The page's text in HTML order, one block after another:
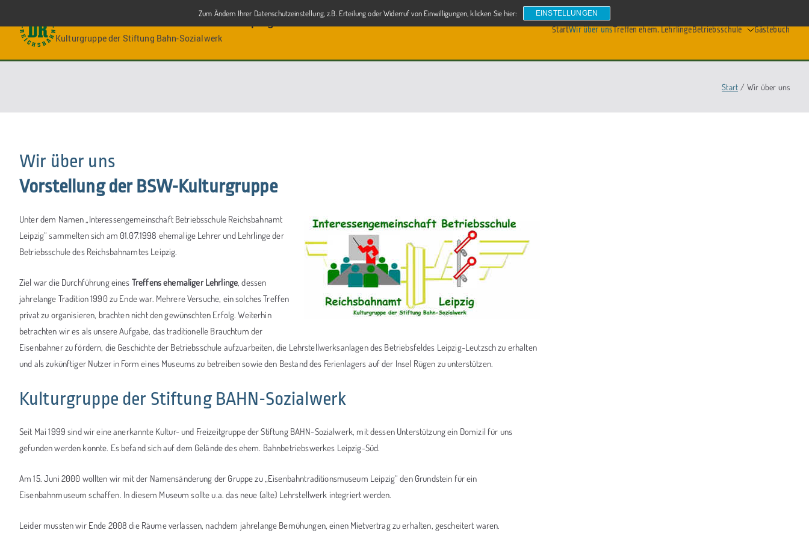
Inhalt
springen
Kulturgruppe der Stiftung Bahn-Sozialwerk
StartWir über unsTreffen ehem. Lehrlinge Betriebsschule Gästebuch
Start Wir über uns
Wir über uns
Vorstellung der BSW-Kulturgruppe
Unter dem Namen „Interessengemeinschaft Betriebsschule Reichsbahnamt
Leipzig“ sammelten sich am 01.07.1998 ehemalige Lehrer und Lehrlinge der
Betriebsschule des Reichsbahnamtes Leipzig.
Ziel war die Durchführung eines Treffens ehemaliger Lehrlinge, dessen
jahrelange Tradition 1990 zu Ende war. Mehrere Versuche, ein solches Treffen
privat zu organisieren, brachten nicht den gewünschten Erfolg. Weiterhin
betrachten wir es als unsere Aufgabe, das traditionelle Brauchtum der
Eisenbahner zu fördern, die Geschichte der Betriebsschule aufzuarbeiten, die Lehrstellwerksanlagen des Betriebsfeldes Leipzig-Leutzsch zu erhalten
und als zukünftiger Nutzer in Form eines Museums zu betreiben sowie den Bestand des Ferienlagers auf der Insel Rügen zu unterstützen.
Kulturgruppe der Stiftung BAHN-Sozialwerk
Seit Mai 1999 sind wir eine anerkannte Kultur- und Freizeitgruppe der Stiftung BAHN-Sozialwerk, mit dessen Unterstützung ein Domizil für uns
gefunden werden konnte. Es befand sich auf dem Gelände des ehem. Bahnbetriebswerkes Leipzig-Süd.
Am 15. Juni 2000 wollten wir mit der Namensänderung der Gruppe zu „Eisenbahntraditionsmuseum Leipzig“ den Grundstein für ein
Eisenbahnmuseum schaffen. In diesem Museum sollte u.a. das neue (alte) Lehrstellwerk integriert werden.
Leider mussten wir Ende 2008 die Räume verlassen, nachdem jahrelange Bemühungen, einen Mietvertrag zu erhalten, gescheitert waren.
Zum Ändern Ihrer Datenschutzeinstellung, z.B. Erteilung oder Widerruf von Einwilligungen, klicken Sie hier: EINSTELLUNGEN